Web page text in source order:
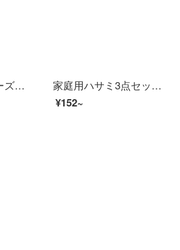
張小泉摩捷シリーズキッチンはさみステンレス多機能はさみ家庭用はさみ肉料理はさみJ 12510100
家庭用ハサミ3点セット家庭用キッチンハサミ手作りハサミ執務学生カットZH 281
¥152~